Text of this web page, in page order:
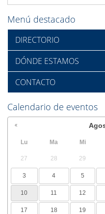
Menú destacado
DIRECTORIO
DÓNDE ESTAMOS
CONTACTO
Calendario de eventos
Lu Ma Mi
27 28 29
3 4 5
10 11 12
17 18 19